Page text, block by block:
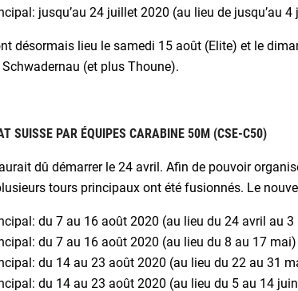
jusqu’au 24 juillet 2020 (au lieu de jusqu’au 4
désormais lieu le samedi 15 août (Elite) et le
(et plus Thoune).
SUISSE PAR ÉQUIPES CARABINE 50M (CSE-C50)
aurait dû démarrer le 24 avril. Afin de pouvoir
tours principaux ont été fusionnés. Le
du 7 au 16 août 2020 (au lieu du 24 avril au 3
du 7 au 16 août 2020 (au lieu du 8 au 17 mai)
du 14 au 23 août 2020 (au lieu du 22 au 31
du 14 au 23 août 2020 (au lieu du 5 au 14